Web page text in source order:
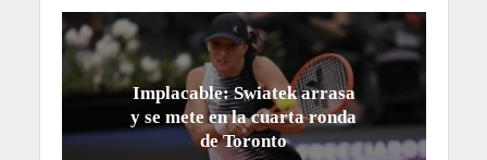
Implacable: Swiatek arrasa
y se mete en la cuarta ronda
de Toronto